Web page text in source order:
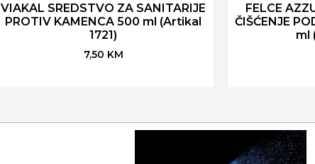
VIAKAL SREDSTVO ZA SANITARIJE
PROTIV KAMENCA 500 ml (Artikal
1721)
7,50 KM
FELCE
ČIŠĆENJE
ml